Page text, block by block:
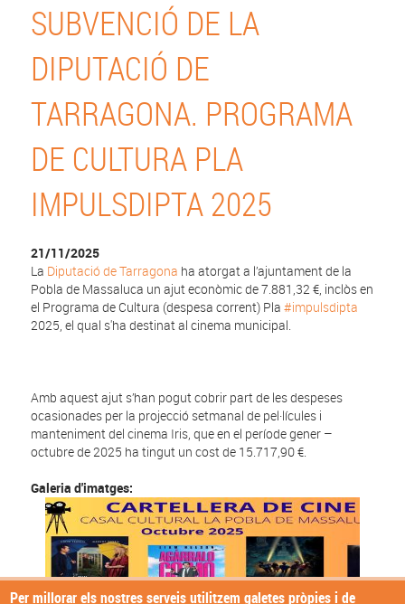
SUBVENCIÓ DE LA
DIPUTACIÓ DE
TARRAGONA. PROGRAMA
DE CULTURA PLA
IMPULSDIPTA 2025
21/11/2025
La Diputació de Tarragona ha atorgat a l’ajuntament de la
Pobla de Massaluca un ajut econòmic de 7.881,32 €, inclòs en
el Programa de Cultura (despesa corrent) Pla#impulsdipta
2025, el qual s'ha destinat al cinema municipal.
Amb aquest ajut s’han pogut cobrir part de les despeses
ocasionades per la projecció setmanal de pel·lícules i
manteniment del cinema Iris, que en el període gener –
octubre de 2025 ha tingut un cost de 15.717,90 €.
Galeria d'imatges:
Per millorar els nostres serveis utilitzem galetes pròpies i de